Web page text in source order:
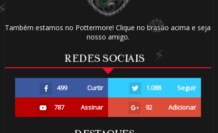
Também estamos no Pottermore! Clique no brasão acima e seja
nosso amigo.
REDES SOCIAIS
499 Curtir 1.088 Seguir
787 Assinar 92 Adicionar
⚡